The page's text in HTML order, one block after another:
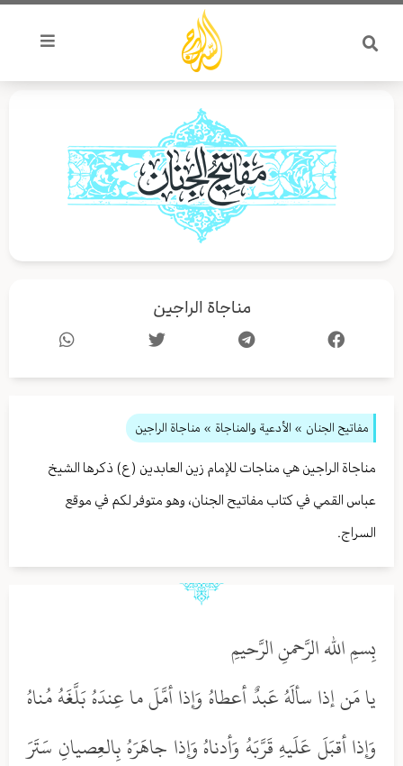
تخطي
المحتوى
مناجاة الراجين
مفاتيح الجنان » الأدعية والمناجاة » مناجاة الراجين
مناجاة الراجين هي مناجات للإمام زين العابدين (ع) ذكرها الشيخ
عباس القمي في كتاب مفاتيح الجنان، وهو متوفر لكم في موقع
السراج.
بِسمِ الله الرَّحمنِ الرَّحيمِ
يا مَن إذا سألَهُ عَبدٌ أعطاهُ وَإذا أمَّلَ ما عِندَهُ بَلَّغَهُ مُناهُ
وَإذا أقبَلَ عَلَيهِ قَرَّبَهُ وَأدناهُ وَإذا جاهَرَهُ بِالعِصيانِ سَتَرَ